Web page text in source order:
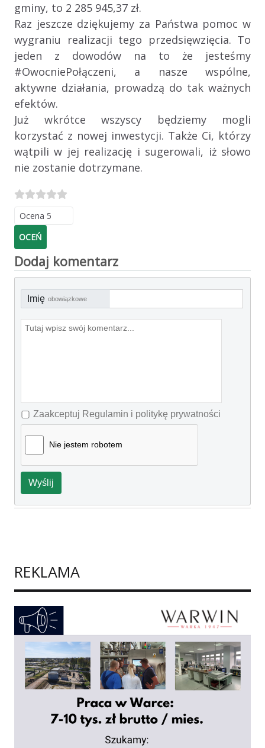
gminy, to 2 285 945,37 zł.
Raz jeszcze dziękujemy za Państwa pomoc w
wygraniu realizacji tego przedsięwzięcia. To
jeden z dowodów na to że jesteśmy
#OwocniePołączeni, a nasze wspólne,
aktywne działania, prowadzą do tak ważnych
efektów.
Już wkrótce wszyscy będziemy mogli
korzystać z nowej inwestycji. Także Ci, którzy
wątpili w jej realizację i sugerowali, iż słowo
nie zostanie dotrzymane.
Proszę, oceń
Dodaj komentarz
Imię obowiązkowe
Zaakceptuj Regulamin i politykę prywatności
Nie jestem robotem
Wyślij
REKLAMA